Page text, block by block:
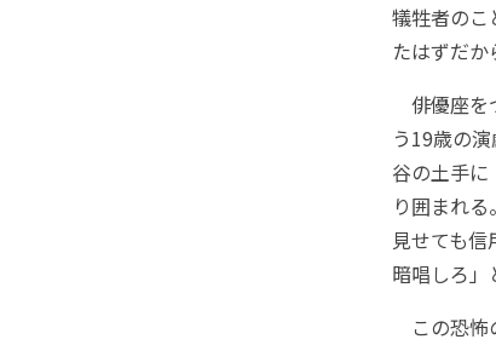
犠牲者のこ
たはずだか
俳優座を
う19歳の
谷の土手
り囲まれ
見せても
暗唱しろ」
この恐怖